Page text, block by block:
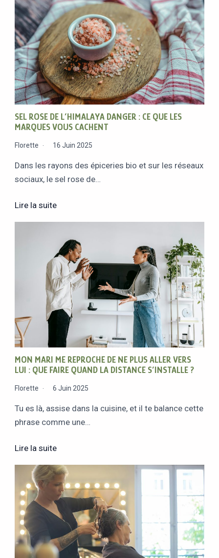
SEL ROSE DE L’HIMALAYA DANGER : CE QUE LES
MARQUES VOUS CACHENT
Florette 16 Juin 2025
Dans les rayons des épiceries bio et sur les réseaux
sociaux, le sel rose de…
Lire la suite
MON MARI ME REPROCHE DE NE PLUS ALLER VERS
LUI : QUE FAIRE QUAND LA DISTANCE S’INSTALLE ?
Florette 6 Juin 2025
Tu es là, assise dans la cuisine, et il te balance cette
phrase comme une…
Lire la suite